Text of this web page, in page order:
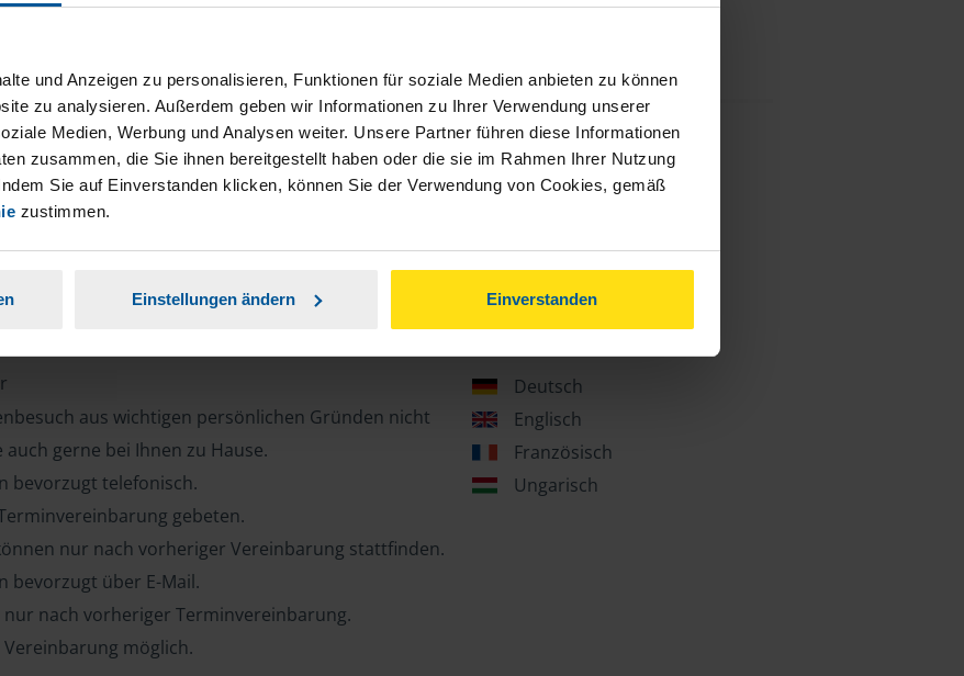
und Anzeigen zu personalisieren, Funktionen für soziale Medien anbieten zu können
zu analysieren. Außerdem geben wir Informationen zu Ihrer Verwendung unserer
Medien, Werbung und Analysen weiter. Unsere Partner führen diese Informationen
zusammen, die Sie ihnen bereitgestellt haben oder die sie im Rahmen Ihrer Nutzung
Sie auf Einverstanden klicken, können Sie der Verwendung von Cookies, gemäß
zustimmen.
Einstellungen ändern Einverstanden
aus wichtigen persönlichen Gründen nicht
gerne bei Ihnen zu Hause.
bevorzugt telefonisch.
gebeten.
nur nach vorheriger Vereinbarung stattfinden.
bevorzugt über E-Mail.
nach vorheriger Terminvereinbarung.
möglich.
Sprachen
Deutsch
Englisch
Französisch
Ungarisch